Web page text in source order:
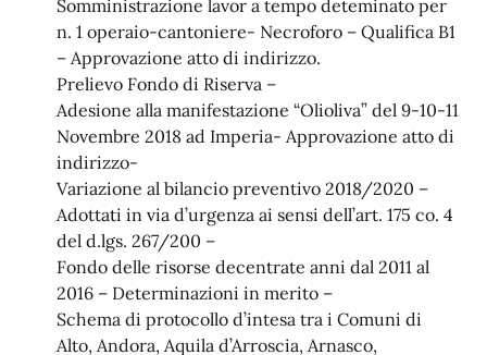
Somministrazione lavor a tempo deteminato per
n. 1 operaio-cantoniere- Necroforo – Qualifica B1
– Approvazione atto di indirizzo.
Prelievo Fondo di Riserva –
Adesione alla manifestazione “Olioliva” del 9-10-11
Novembre 2018 ad Imperia- Approvazione atto di
indirizzo-
Variazione al bilancio preventivo 2018/2020 –
Adottati in via d’urgenza ai sensi dell’art. 175 co. 4
del d.lgs. 267/200 –
Fondo delle risorse decentrate anni dal 2011 al
2016 – Determinazioni in merito –
Schema di protocollo d’intesa tra i Comuni di
Alto, Andora, Aquila d’Arroscia, Arnasco,